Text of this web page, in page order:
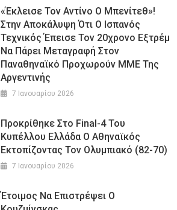
«Έκλεισε Τον Αντίνο Ο Μπενίτεθ»!
Στην Αποκάλυψη Ότι Ο Ισπανός
Τεχνικός Έπεισε Τον 20χρονο Εξτρέμ
Να Πάρει Μεταγραφή Στον
Παναθηναϊκό Προχωρούν ΜΜΕ Της
Αργεντινής
7 Ιανουαρίου 2026
Προκρίθηκε Στο Final-4 Του
Κυπέλλου Ελλάδα Ο Αθηναϊκός
Εκτοπίζοντας Τον Ολυμπιακό (82-70)
7 Ιανουαρίου 2026
Έτοιμος Να Επιστρέψει Ο